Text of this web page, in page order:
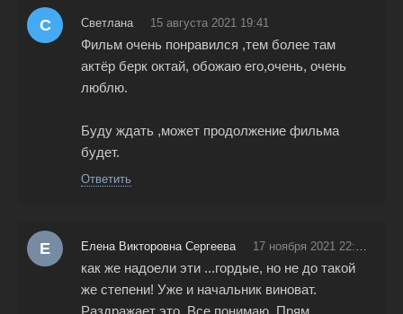
С Светлана 15 августа 2021 19:41
Фильм очень понравился ,тем более там
актёр берк октай, обожаю его,очень, очень
люблю.
Буду ждать ,может продолжение фильма
будет.
Ответить
Е Елена Викторовна Сергеева 17 ноября 2021 22:44
как же надоели эти ...гордые, но не до такой
же степени! Уже и начальник виноват.
Раздражает это. Все понимаю. Прям